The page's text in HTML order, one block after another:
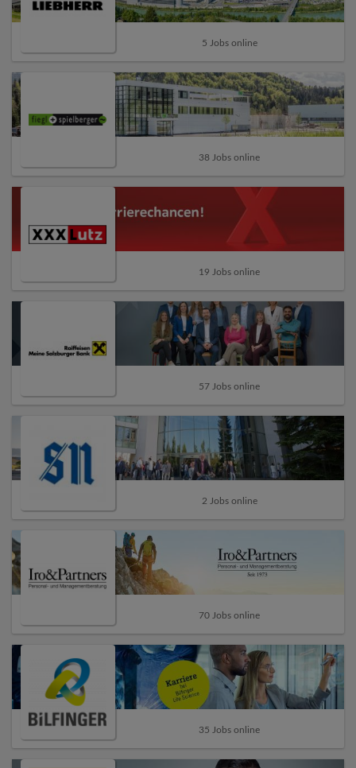
5 Jobs online
38 Jobs online
19 Jobs online
57 Jobs online
2 Jobs online
70 Jobs online
35 Jobs online